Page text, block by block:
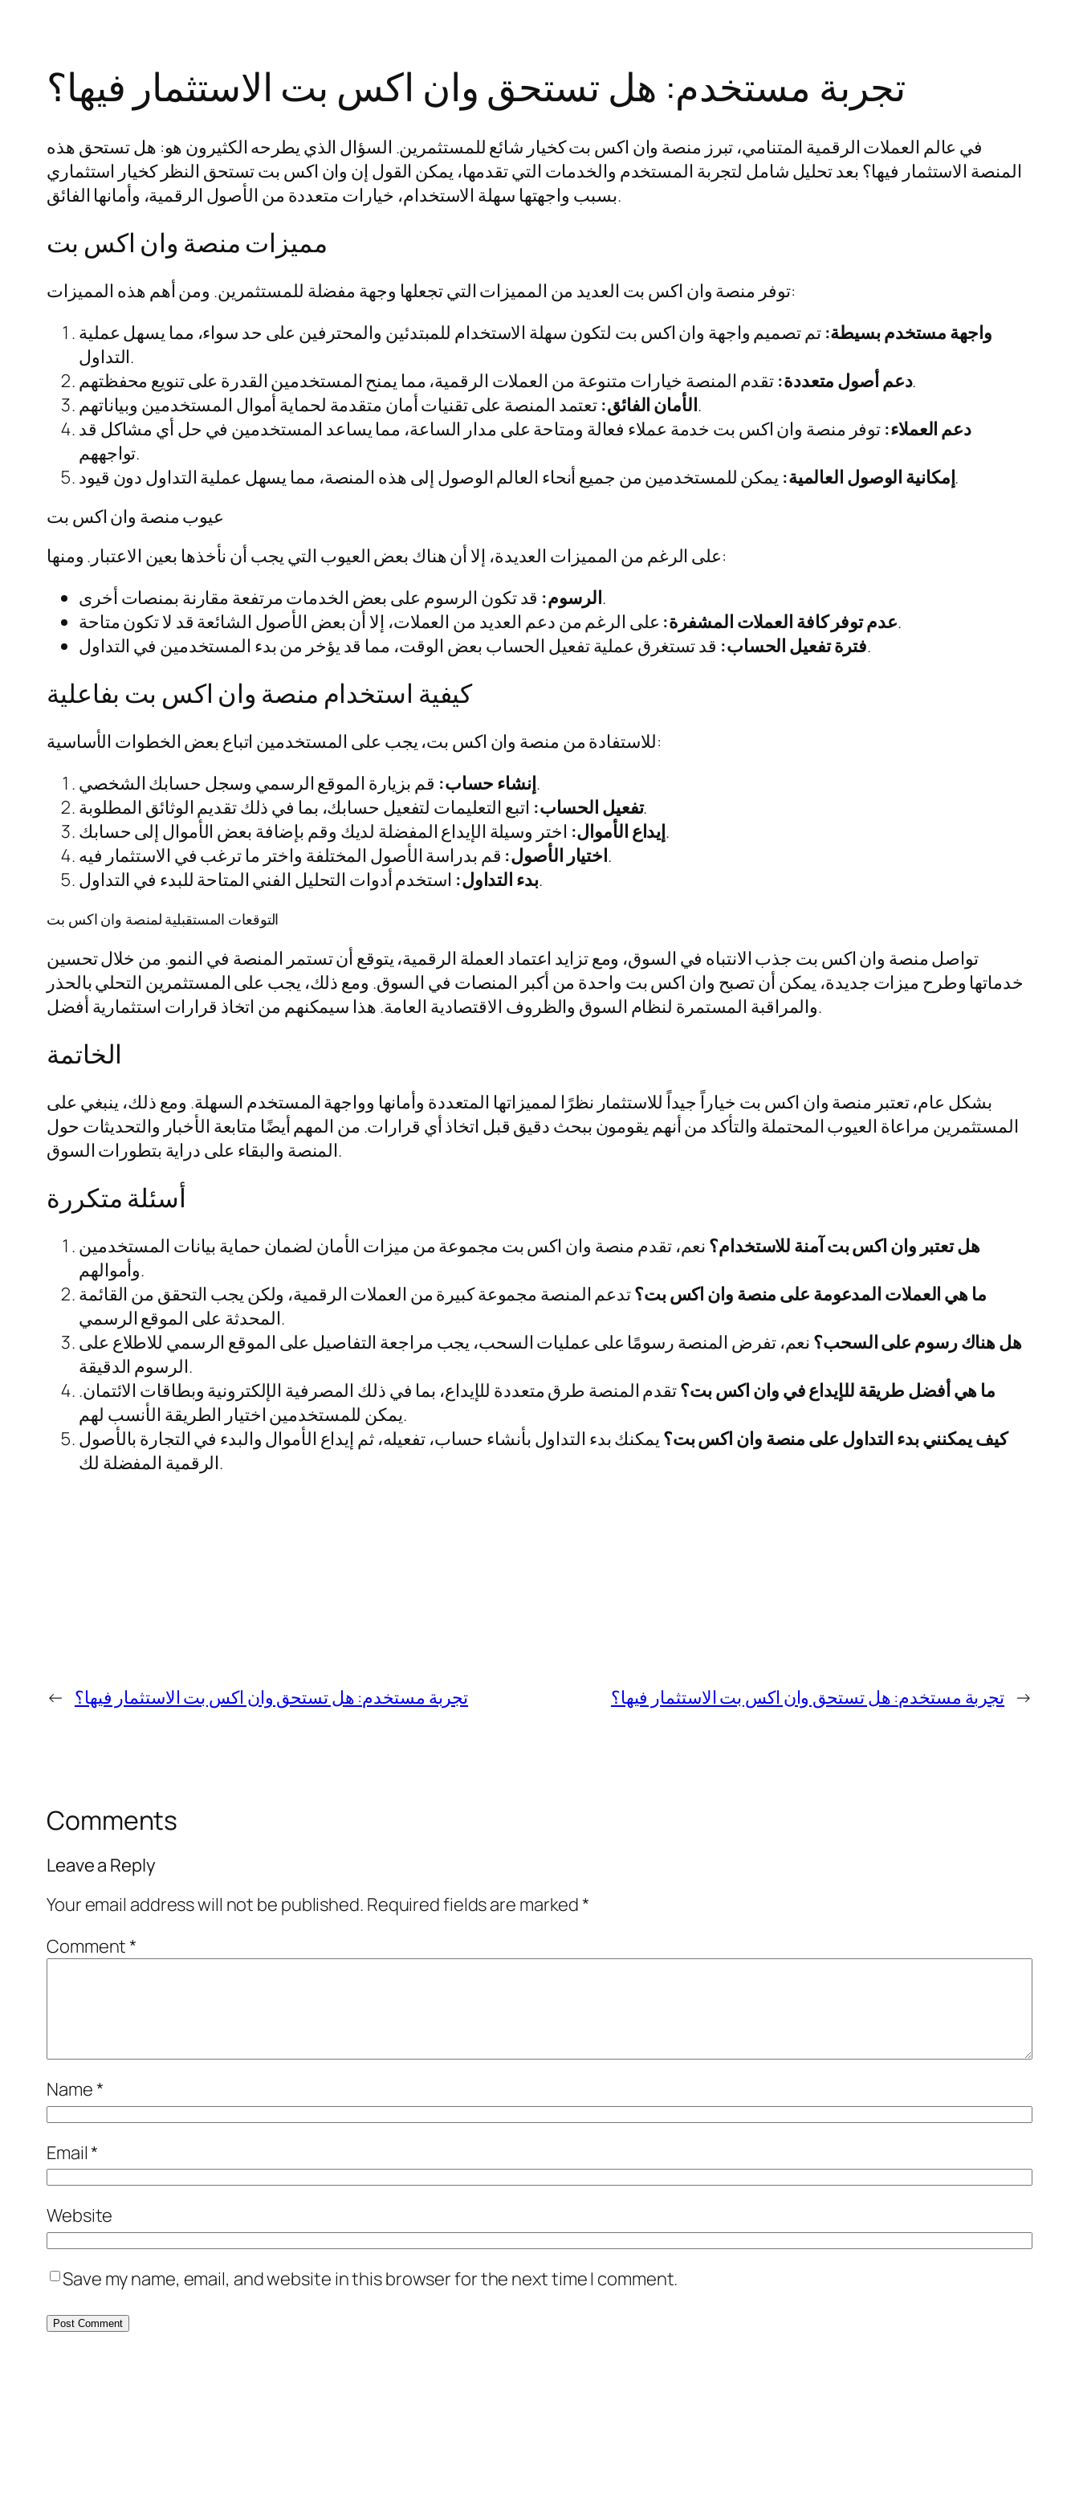
تجربة مستخدم: هل تستحق وان اكس بت الاستثمار فيها؟
في عالم العملات الرقمية المتنامي، تبرز منصة وان اكس بت كخيار شائع للمستثمرين. السؤال الذي يطرحه الكثيرون هو: هل تستحق هذه
المنصة الاستثمار فيها؟ بعد تحليل شامل لتجربة المستخدم والخدمات التي تقدمها، يمكن القول إن وان اكس بت تستحق النظر كخيار استثماري
بسبب واجهتها سهلة الاستخدام، خيارات متعددة من الأصول الرقمية، وأمانها الفائق.
مميزات منصة وان اكس بت
توفر منصة وان اكس بت العديد من المميزات التي تجعلها وجهة مفضلة للمستثمرين. ومن أهم هذه المميزات:
واجهة مستخدم بسيطة: تم تصميم واجهة وان اكس بت لتكون سهلة الاستخدام للمبتدئين والمحترفين على حد سواء، مما يسهل عملية
التداول.
دعم أصول متعددة:تقدم المنصة خيارات متنوعة من العملات الرقمية، مما يمنح المستخدمين القدرة على تنويع محفظتهم.
الأمان الفائق:تعتمد المنصة على تقنيات أمان متقدمة لحماية أموال المستخدمين وبياناتهم.
دعم العملاء: توفر منصة وان اكس بت خدمة عملاء فعالة ومتاحة على مدار الساعة، مما يساعد المستخدمين في حل أي مشاكل قد
تواجههم.
إمكانية الوصول العالمية:يمكن للمستخدمين من جميع أنحاء العالم الوصول إلى هذه المنصة، مما يسهل عملية التداول دون قيود.
عيوب منصة وان اكس بت
على الرغم من المميزات العديدة، إلا أن هناك بعض العيوب التي يجب أن نأخذها بعين الاعتبار. ومنها:
الرسوم:قد تكون الرسوم على بعض الخدمات مرتفعة مقارنة بمنصات أخرى.
عدم توفر كافة العملات المشفرة:على الرغم من دعم العديد من العملات، إلا أن بعض الأصول الشائعة قد لا تكون متاحة.
فترة تفعيل الحساب:قد تستغرق عملية تفعيل الحساب بعض الوقت، مما قد يؤخر من بدء المستخدمين في التداول.
كيفية استخدام منصة وان اكس بت بفاعلية
للاستفادة من منصة وان اكس بت، يجب على المستخدمين اتباع بعض الخطوات الأساسية:
إنشاء حساب:قم بزيارة الموقع الرسمي وسجل حسابك الشخصي.
تفعيل الحساب:اتبع التعليمات لتفعيل حسابك، بما في ذلك تقديم الوثائق المطلوبة.
إيداع الأموال:اختر وسيلة الإيداع المفضلة لديك وقم بإضافة بعض الأموال إلى حسابك.
اختيار الأصول:قم بدراسة الأصول المختلفة واختر ما ترغب في الاستثمار فيه.
بدء التداول:استخدم أدوات التحليل الفني المتاحة للبدء في التداول.
التوقعات المستقبلية لمنصة وان اكس بت
تواصل منصة وان اكس بت جذب الانتباه في السوق، ومع تزايد اعتماد العملة الرقمية، يتوقع أن تستمر المنصة في النمو. من خلال تحسين
خدماتها وطرح ميزات جديدة، يمكن أن تصبح وان اكس بت واحدة من أكبر المنصات في السوق. ومع ذلك، يجب على المستثمرين التحلي بالحذر
والمراقبة المستمرة لنظام السوق والظروف الاقتصادية العامة. هذا سيمكنهم من اتخاذ قرارات استثمارية أفضل.
الخاتمة
بشكل عام، تعتبر منصة وان اكس بت خياراً جيداً للاستثمار نظرًا لمميزاتها المتعددة وأمانها وواجهة المستخدم السهلة. ومع ذلك، ينبغي على
المستثمرين مراعاة العيوب المحتملة والتأكد من أنهم يقومون ببحث دقيق قبل اتخاذ أي قرارات. من المهم أيضًا متابعة الأخبار والتحديثات حول
المنصة والبقاء على دراية بتطورات السوق.
أسئلة متكررة
هل تعتبر وان اكس بت آمنة للاستخدام؟ نعم، تقدم منصة وان اكس بت مجموعة من ميزات الأمان لضمان حماية بيانات المستخدمين
وأموالهم.
ما هي العملات المدعومة على منصة وان اكس بت؟تدعم المنصة مجموعة كبيرة من العملات الرقمية، ولكن يجب التحقق من القائمة
المحدثة على الموقع الرسمي.
هل هناك رسوم على السحب؟ نعم، تفرض المنصة رسومًا على عمليات السحب، يجب مراجعة التفاصيل على الموقع الرسمي للاطلاع على
الرسوم الدقيقة.
ما هي أفضل طريقة للإيداع في وان اكس بت؟تقدم المنصة طرق متعددة للإيداع، بما في ذلك المصرفية الإلكترونية وبطاقات الائتمان.
يمكن للمستخدمين اختيار الطريقة الأنسب لهم.
كيف يمكنني بدء التداول على منصة وان اكس بت؟ يمكنك بدء التداول بأنشاء حساب، تفعيله، ثم إيداع الأموال والبدء في التجارة بالأصول
الرقمية المفضلة لك.
← تجربة مستخدم: هل تستحق وان اكس بت الاستثمار فيها؟ تجربة مستخدم: هل تستحق وان اكس بت الاستثمار فيها؟ →
Comments
Leave a Reply
Your email address will not be published. Required fields are marked*
Comment*
Name*
Email*
Website
Save my name, email, and website in this browser for the next time I comment.